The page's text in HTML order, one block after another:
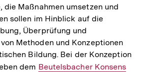
die Maßnahmen umsetzen und
sollen im Hinblick auf die
Überprüfung und
Methoden und Konzeptionen
Bildung. Bei der Konzeption
dem Interner
Beutelsbacher Konsens